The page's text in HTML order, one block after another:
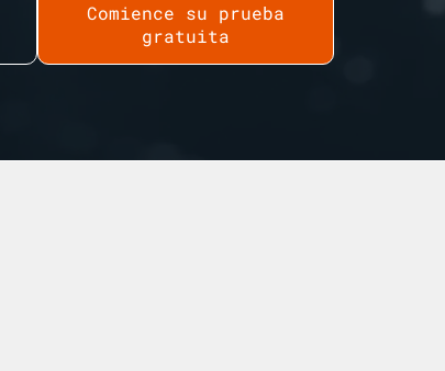
Comience su prueba
gratuita